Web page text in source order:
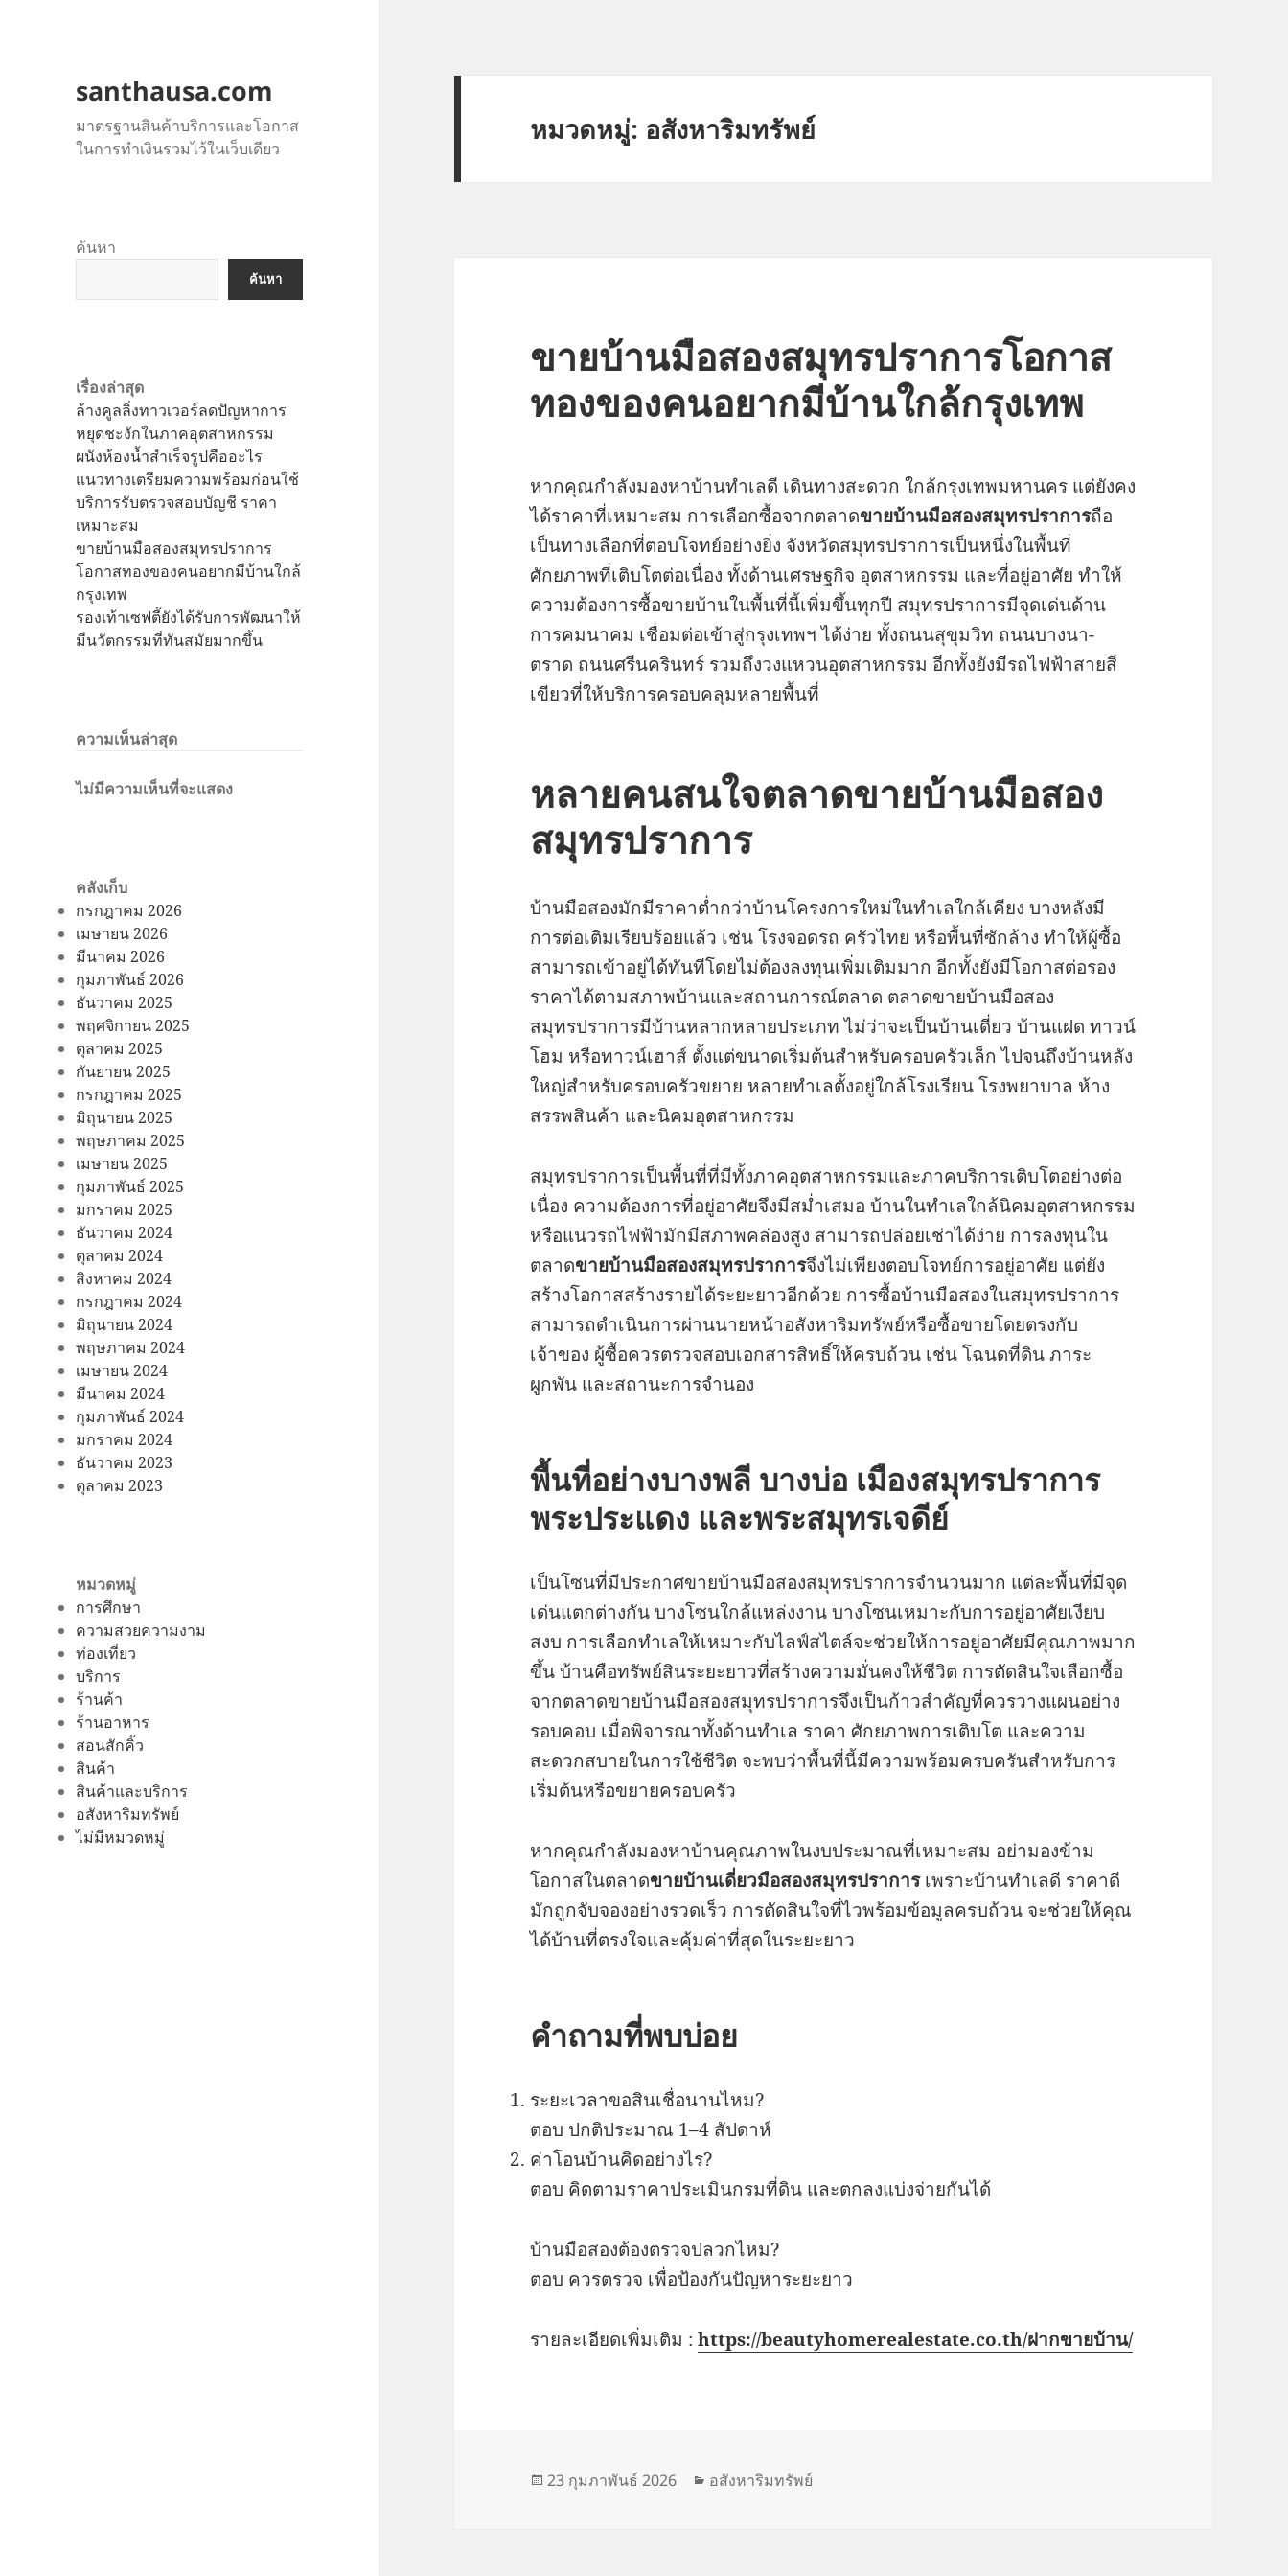
santhausa.com
มาตรฐานสินค้าบริการและโอกาส
ในการทำเงินรวมไว้ในเว็บเดียว
ค้นหา
ค้นหา
เรื่องล่าสุด
ล้างคูลลิ่งทาวเวอร์ลดปัญหาการ
หยุดชะงักในภาคอุตสาหกรรม
ผนังห้องน้ำสำเร็จรูปคืออะไร
แนวทางเตรียมความพร้อมก่อนใช้
บริการรับตรวจสอบบัญชี ราคา
เหมาะสม
ขายบ้านมือสองสมุทรปราการ
โอกาสทองของคนอยากมีบ้านใกล้
กรุงเทพ
รองเท้าเซฟตี้ยังได้รับการพัฒนาให้
มีนวัตกรรมที่ทันสมัยมากขึ้น
ความเห็นล่าสุด
ไม่มีความเห็นที่จะแสดง
คลังเก็บ
กรกฎาคม 2026
เมษายน 2026
มีนาคม 2026
กุมภาพันธ์ 2026
ธันวาคม 2025
พฤศจิกายน 2025
ตุลาคม 2025
กันยายน 2025
กรกฎาคม 2025
มิถุนายน 2025
พฤษภาคม 2025
เมษายน 2025
กุมภาพันธ์ 2025
มกราคม 2025
ธันวาคม 2024
ตุลาคม 2024
สิงหาคม 2024
กรกฎาคม 2024
มิถุนายน 2024
พฤษภาคม 2024
เมษายน 2024
มีนาคม 2024
กุมภาพันธ์ 2024
มกราคม 2024
ธันวาคม 2023
ตุลาคม 2023
หมวดหมู่
การศึกษา
ความสวยความงาม
ท่องเที่ยว
บริการ
ร้านค้า
ร้านอาหาร
สอนสักคิ้ว
สินค้า
สินค้าและบริการ
อสังหาริมทรัพย์
ไม่มีหมวดหมู่
หมวดหมู่: อสังหาริมทรัพย์
ขายบ้านมือสองสมุทรปราการโอกาส
ทองของคนอยากมีบ้านใกล้กรุงเทพ
หากคุณกำลังมองหาบ้านทำเลดี เดินทางสะดวก ใกล้กรุงเทพมหานคร แต่ยังคง
ได้ราคาที่เหมาะสม การเลือกซื้อจากตลาดขายบ้านมือสองสมุทรปราการถือ
เป็นทางเลือกที่ตอบโจทย์อย่างยิ่ง จังหวัดสมุทรปราการเป็นหนึ่งในพื้นที่
ศักยภาพที่เติบโตต่อเนื่อง ทั้งด้านเศรษฐกิจ อุตสาหกรรม และที่อยู่อาศัย ทำให้
ความต้องการซื้อขายบ้านในพื้นที่นี้เพิ่มขึ้นทุกปี สมุทรปราการมีจุดเด่นด้าน
การคมนาคม เชื่อมต่อเข้าสู่กรุงเทพฯ ได้ง่าย ทั้งถนนสุขุมวิท ถนนบางนา-
ตราด ถนนศรีนครินทร์ รวมถึงวงแหวนอุตสาหกรรม อีกทั้งยังมีรถไฟฟ้าสายสี
เขียวที่ให้บริการครอบคลุมหลายพื้นที่
หลายคนสนใจตลาดขายบ้านมือสอง
สมุทรปราการ
บ้านมือสองมักมีราคาต่ำกว่าบ้านโครงการใหม่ในทำเลใกล้เคียง บางหลังมี
การต่อเติมเรียบร้อยแล้ว เช่น โรงจอดรถ ครัวไทย หรือพื้นที่ซักล้าง ทำให้ผู้ซื้อ
สามารถเข้าอยู่ได้ทันทีโดยไม่ต้องลงทุนเพิ่มเติมมาก อีกทั้งยังมีโอกาสต่อรอง
ราคาได้ตามสภาพบ้านและสถานการณ์ตลาด ตลาดขายบ้านมือสอง
สมุทรปราการมีบ้านหลากหลายประเภท ไม่ว่าจะเป็นบ้านเดี่ยว บ้านแฝด ทาวน์
โฮม หรือทาวน์เฮาส์ ตั้งแต่ขนาดเริ่มต้นสำหรับครอบครัวเล็ก ไปจนถึงบ้านหลัง
ใหญ่สำหรับครอบครัวขยาย หลายทำเลตั้งอยู่ใกล้โรงเรียน โรงพยาบาล ห้าง
สรรพสินค้า และนิคมอุตสาหกรรม
สมุทรปราการเป็นพื้นที่ที่มีทั้งภาคอุตสาหกรรมและภาคบริการเติบโตอย่างต่อ
เนื่อง ความต้องการที่อยู่อาศัยจึงมีสม่ำเสมอ บ้านในทำเลใกล้นิคมอุตสาหกรรม
หรือแนวรถไฟฟ้ามักมีสภาพคล่องสูง สามารถปล่อยเช่าได้ง่าย การลงทุนใน
ตลาดขายบ้านมือสองสมุทรปราการจึงไม่เพียงตอบโจทย์การอยู่อาศัย แต่ยัง
สร้างโอกาสสร้างรายได้ระยะยาวอีกด้วย การซื้อบ้านมือสองในสมุทรปราการ
สามารถดำเนินการผ่านนายหน้าอสังหาริมทรัพย์หรือซื้อขายโดยตรงกับ
เจ้าของ ผู้ซื้อควรตรวจสอบเอกสารสิทธิ์ให้ครบถ้วน เช่น โฉนดที่ดิน ภาระ
ผูกพัน และสถานะการจำนอง
พื้นที่อย่างบางพลี บางบ่อ เมืองสมุทรปราการ
พระประแดง และพระสมุทรเจดีย์
เป็นโซนที่มีประกาศขายบ้านมือสองสมุทรปราการจำนวนมาก แต่ละพื้นที่มีจุด
เด่นแตกต่างกัน บางโซนใกล้แหล่งงาน บางโซนเหมาะกับการอยู่อาศัยเงียบ
สงบ การเลือกทำเลให้เหมาะกับไลฟ์สไตล์จะช่วยให้การอยู่อาศัยมีคุณภาพมาก
ขึ้น บ้านคือทรัพย์สินระยะยาวที่สร้างความมั่นคงให้ชีวิต การตัดสินใจเลือกซื้อ
จากตลาดขายบ้านมือสองสมุทรปราการจึงเป็นก้าวสำคัญที่ควรวางแผนอย่าง
รอบคอบ เมื่อพิจารณาทั้งด้านทำเล ราคา ศักยภาพการเติบโต และความ
สะดวกสบายในการใช้ชีวิต จะพบว่าพื้นที่นี้มีความพร้อมครบครันสำหรับการ
เริ่มต้นหรือขยายครอบครัว
หากคุณกำลังมองหาบ้านคุณภาพในงบประมาณที่เหมาะสม อย่ามองข้าม
โอกาสในตลาดขายบ้านเดี่ยวมือสองสมุทรปราการเพราะบ้านทำเลดี ราคาดี
มักถูกจับจองอย่างรวดเร็ว การตัดสินใจที่ไวพร้อมข้อมูลครบถ้วน จะช่วยให้คุณ
ได้บ้านที่ตรงใจและคุ้มค่าที่สุดในระยะยาว
คำถามที่พบบ่อย
ระยะเวลาขอสินเชื่อนานไหม?
ตอบ ปกติประมาณ 1–4 สัปดาห์
ค่าโอนบ้านคิดอย่างไร?
ตอบ คิดตามราคาประเมินกรมที่ดิน และตกลงแบ่งจ่ายกันได้
บ้านมือสองต้องตรวจปลวกไหม?
ตอบ ควรตรวจ เพื่อป้องกันปัญหาระยะยาว
รายละเอียดเพิ่มเติม :https://beautyhomerealestate.co.th/ฝากขายบ้าน/
เขียน
23 กุมภาพันธ์ 2026
หมวด
อสังหาริมทรัพย์